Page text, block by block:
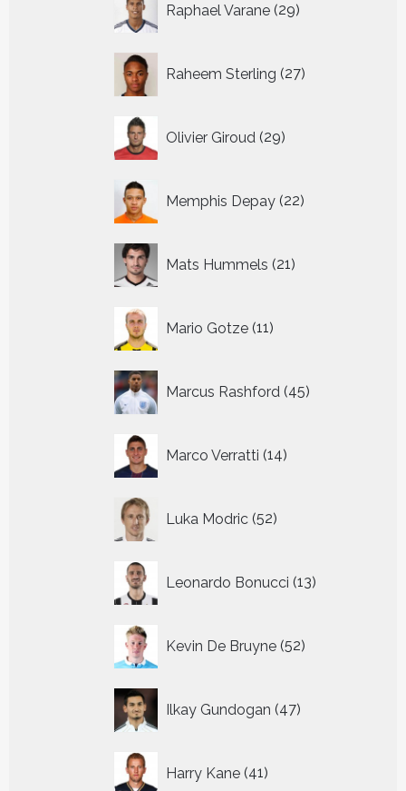
Raphael Varane 29
producten
Raheem Sterling 27
producten
Olivier Giroud 29
producten
Memphis Depay 22
producten
Mats Hummels 21
producten
Mario Gotze 11
producten
Marcus Rashford 45
producten
Marco Verratti 14
producten
Luka Modric 52
producten
Leonardo Bonucci 13
producten
Kevin De Bruyne 52
producten
Ilkay Gundogan 47
producten
Harry Kane 41
producten